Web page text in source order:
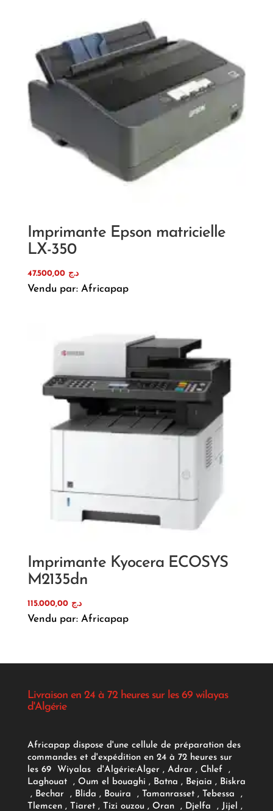
Imprimante Epson matricielle
LX-350
د.ج 47.500,00
Vendu par: Africapap
Imprimante Kyocera ECOSYS
M2135dn
د.ج 115.000,00
Vendu par: Africapap
Livraison en 24 à 72 heures sur les 69 wilayas
d'Algérie
Africapap dispose d'une cellule de préparation des
commandes et d'expédition en 24 à 72 heures sur
les 69 Wiyalas d'Algérie:Alger , Adrar, Chlef ,
Laghouat , Oum el bouaghi , Batna , Bejaia , Biskra
, Bechar , Blida , Bouira , Tamanrasset , Tebessa ,
Tlemcen , Tiaret , Tizi ouzou , Oran , Djelfa , Jijel ,